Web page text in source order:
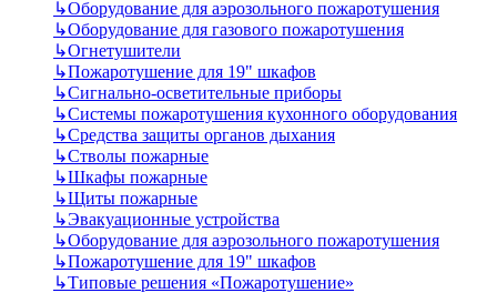
↳Оборудование для аэрозольного пожаротушения
↳Оборудование для газового пожаротушения
↳Огнетушители
↳Пожаротушение для 19" шкафов
↳Сигнально-осветительные приборы
↳Системы пожаротушения кухонного оборудования
↳Средства защиты органов дыхания
↳Стволы пожарные
↳Шкафы пожарные
↳Щиты пожарные
↳Эвакуационные устройства
↳Оборудование для аэрозольного пожаротушения
↳Пожаротушение для 19" шкафов
↳Типовые решения «Пожаротушение»